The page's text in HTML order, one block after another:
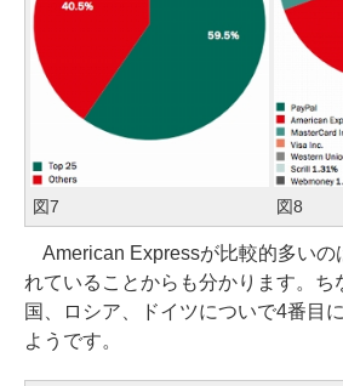
図7 図8
American Expressが比較的多いの
れていることからも分かります。ち
国、ロシア、ドイツについで4番目
ようです。